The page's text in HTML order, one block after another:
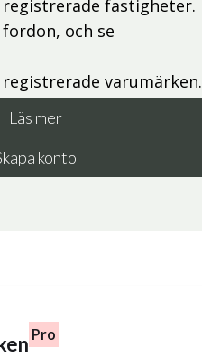
fastigheter.
och se
varumärken.
Läs mer
konto
Pro